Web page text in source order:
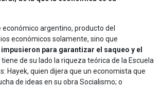
argentino, producto del
económicos solamente, sino que
para garantizar el saqueo y el
de su lado la riqueza teórica de la Escuela
Hayek, quien dijera que un economista que
de ideas en su obra Socialismo; o